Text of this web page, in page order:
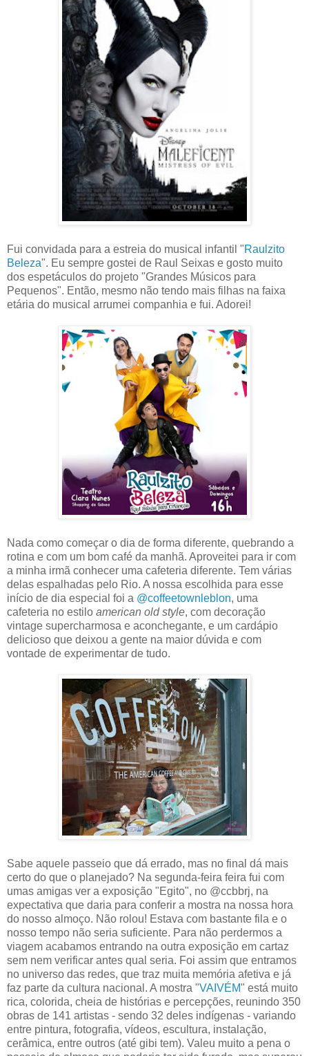
Fui convidada para a estreia do musical infantil "Raulzito
Beleza". Eu sempre gostei de Raul Seixas e gosto muito
dos espetáculos do projeto "Grandes Músicos para
Pequenos". Então, mesmo não tendo mais filhas na faixa
etária do musical arrumei companhia e fui. Adorei!
Nada como começar o dia de forma diferente, quebrando a
rotina e com um bom café da manhã. Aproveitei para ir com
a minha irmã conhecer uma cafeteria diferente. Tem várias
delas espalhadas pelo Rio. A nossa escolhida para esse
início de dia especial foi a @coffeetownleblon, uma
cafeteria no estilo american old style, com decoração
vintage supercharmosa e aconchegante, e um cardápio
delicioso que deixou a gente na maior dúvida e com
vontade de experimentar de tudo.
Sabe aquele passeio que dá errado, mas no final dá mais
certo do que o planejado? Na segunda-feira feira fui com
umas amigas ver a exposição "Egito", no @ccbbrj, na
expectativa que daria para conferir a mostra na nossa hora
do nosso almoço. Não rolou! Estava com bastante fila e o
nosso tempo não seria suficiente. Para não perdermos a
viagem acabamos entrando na outra exposição em cartaz
sem nem verificar antes qual seria. Foi assim que entramos
no universo das redes, que traz muita memória afetiva e já
faz parte da cultura nacional. A mostra "VAIVÉM" está muito
rica, colorida, cheia de histórias e percepções, reunindo 350
obras de 141 artistas - sendo 32 deles indígenas - variando
entre pintura, fotografia, vídeos, escultura, instalação,
cerâmica, entre outros (até gibi tem). Valeu muito a pena o